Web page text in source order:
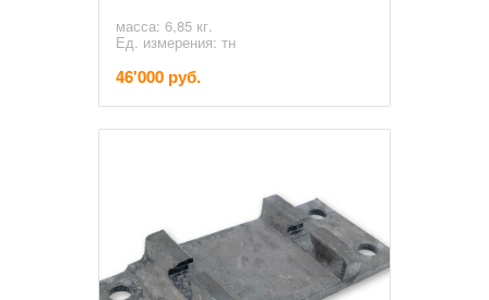
масса: 6,85 кг.
Ед. измерения: тн
46'000 руб.